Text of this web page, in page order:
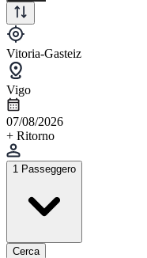
Vitoria-Gasteiz
Vigo
07/08/2026
+ Ritorno
1 Passeggero
Cerca